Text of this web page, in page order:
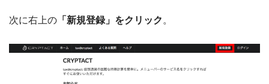
次に右上の 「新規登録」をクリック 。